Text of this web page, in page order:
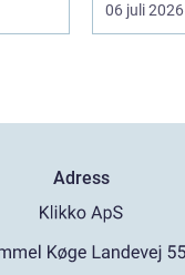
06 juli 2026
Adress